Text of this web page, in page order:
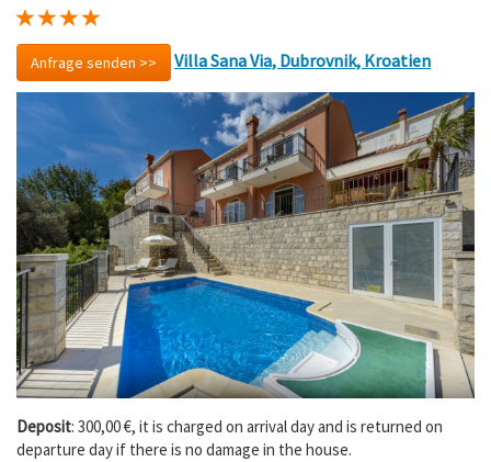
Anfrage senden >> Villa Sana Via, Dubrovnik, Kroatien
Deposit: 300,00 €, it is charged on arrival day and is returned on
departure day if there is no damage in the house.